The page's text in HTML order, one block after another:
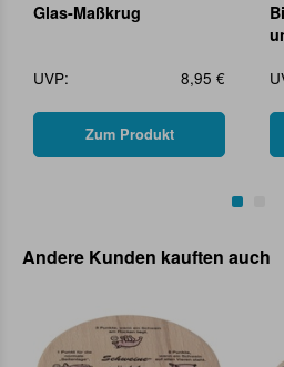
Glas-Maßkrug
UVP: 8,95 €
Zum Produkt
Andere Kunden kauften auch